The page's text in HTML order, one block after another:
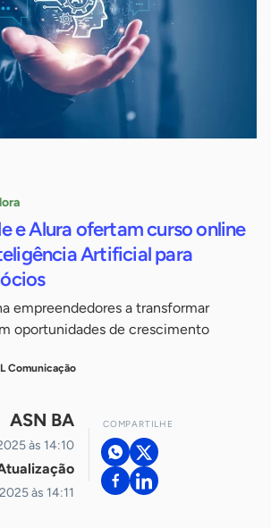
e Alura ofertam curso online
Artificial para
empreendedores a transformar
oportunidades de crescimento
Comunicação
ASN BA
às 14:10
às 14:11
COMPARTILHE